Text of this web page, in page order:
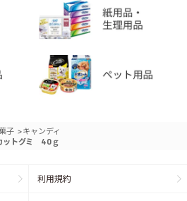
子 >キャンディ
ットグミ 40ｇ
利用規約